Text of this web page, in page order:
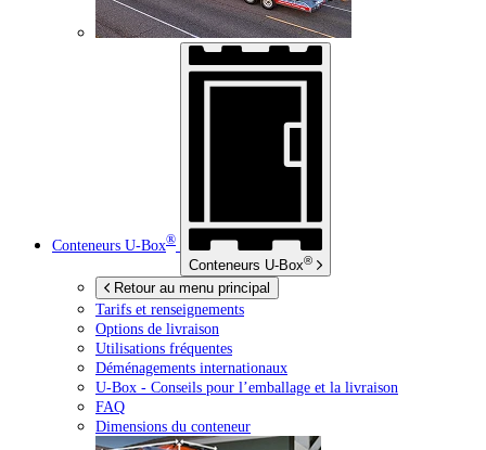
Conteneurs U-Box®
Conteneurs U-Box®
Retour au menu principal
Tarifs et renseignements
Options de livraison
Utilisations fréquentes
Déménagements internationaux
U-Box - Conseils pour l’emballage et la livraison
FAQ
Dimensions du conteneur